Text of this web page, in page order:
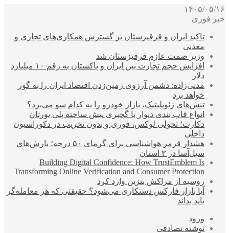
۱۴۰۵/۰۵/۱۶
خبر فوری
تاکید ایران و قرقیزستان بر گسترش همکاری‌های تجاری و
معدنی
وزیر صمت عازم قرقیزستان شد
افزایش حجم تجارت بین ایران و پاکستان به رقم ۱۰ میلیارد
دلار
مدنی‌زاده: دشمن آرزوی زمین‌زدن اقتصاد ایران را به گور
خواهد برد
تنش‌های ژئوپلیتیک، بازار خودرو را به کدام سو می‌برد؟
انواع قاب بندی دیوار با گچبری پیش ساخته پلی یورتان
دکارت؛ تحولی لوکس، فوری و بدون تخریب در دکوراسیون
داخلی
هشدار قرمز هواشناسی برای گرمای ۵۰ درجه؛ بارش‌های
سیل‌آسا در ۳ استان
Building Digital Confidence: How TrustEmblem Is
Transforming Online Verification and Consumer Protection
روسیه از مراکش بنزین وارد کرد
آیا بازار فارکس دستکاری می‌شود؟ حقیقتی که هر معامله‌گر
باید بداند
ورود
نوشته تصادفی